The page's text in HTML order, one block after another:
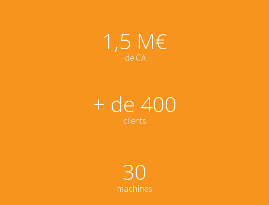
1,5 M€
de CA
+ de 400
​clients
30
machines